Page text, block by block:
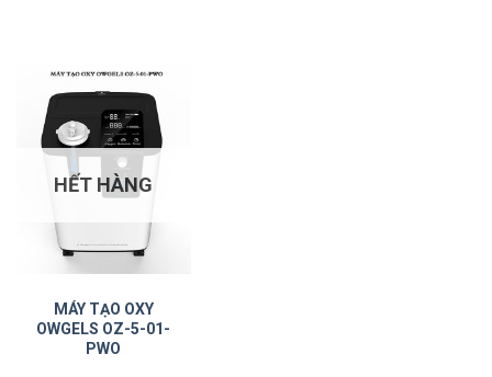
HẾT HÀNG
MÁY TẠO OXY
OWGELS OZ-5-01-
PWO